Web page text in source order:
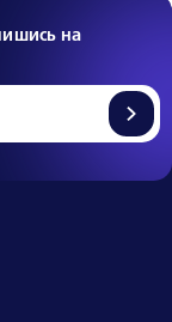
на